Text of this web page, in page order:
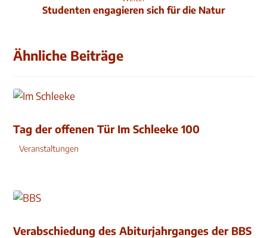
Studenten engagieren sich für die Natur
Ähnliche Beiträge
Tag der offenen Tür Im Schleeke 100
Veranstaltungen
Verabschiedung des Abiturjahrganges der BBS